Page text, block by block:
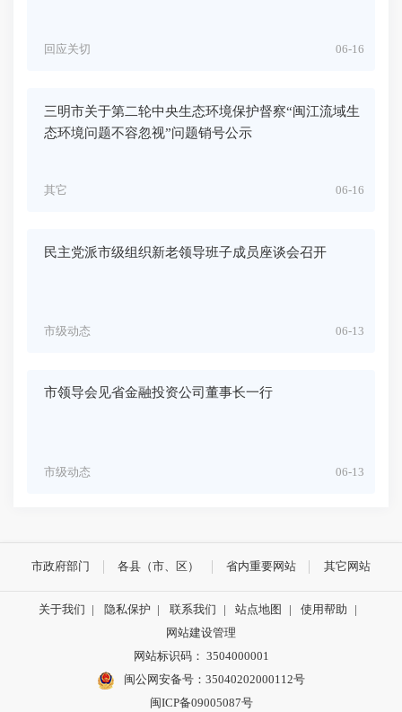
06-16
回应关切
三明市关于第二轮中央生态环境保护督察“闽江流域生
态环境问题不容忽视”问题销号公示
06-16
其它
民主党派市级组织新老领导班子成员座谈会召开
06-13
市级动态
市领导会见省金融投资公司董事长一行
06-13
市级动态
市政府部门 各县（市、区） 省内重要网站 其它网站
关于我们 | 隐私保护 | 联系我们 | 站点地图 | 使用帮助
|
网站建设管理
网站标识码： 3504000001
闽公网安备号：35040202000112号
闽ICP备09005087号